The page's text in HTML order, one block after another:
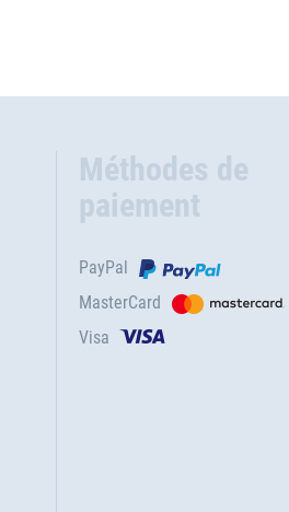
Méthodes de
paiement
PayPal
MasterCard
Visa